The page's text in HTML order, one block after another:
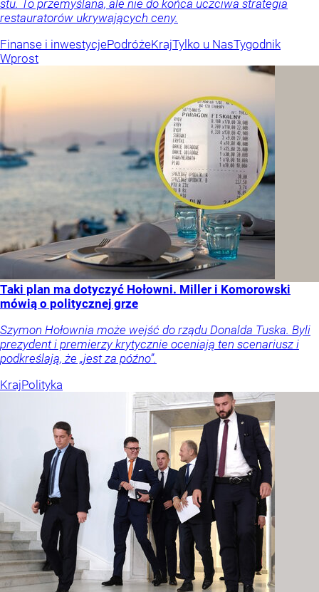
stu. To przemyślana, ale nie do końca uczciwa strategia
restauratorów ukrywających ceny.
Finanse i inwestycjePodróżeKrajTylko u NasTygodnik
Wprost
Taki plan ma dotyczyć Hołowni. Miller i Komorowski
mówią o politycznej grze
Szymon Hołownia może wejść do rządu Donalda Tuska. Byli
prezydent i premierzy krytycznie oceniają ten scenariusz i
podkreślają, że „jest za późno”.
KrajPolityka